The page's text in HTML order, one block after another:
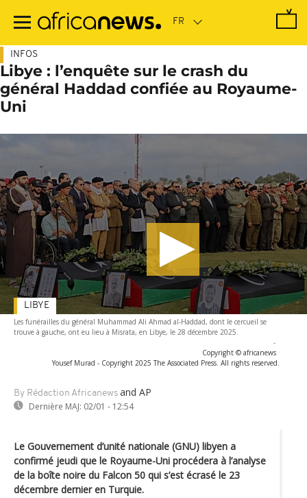
contenu
INFOS
Libye : l’enquête sur le crash du
général Haddad confiée au Royaume-
Uni
Les funérailles du général Muhammad Ali Ahmad al-Haddad, dont le cercueil se
trouve à gauche, ont eu lieu à Misrata, en Libye, le 28 décembre 2025.
-
Copyright © africanews
Yousef Murad - Copyright 2025 The Associated Press. All rights reserved.
By Rédaction Africanews and AP
Dernière MAJ: 02/01 - 12:54
LIBYE
Le Gouvernement d’unité nationale (GNU) libyen a
confirmé jeudi que le Royaume-Uni procédera à l’analyse
de la boîte noire du Falcon 50 qui s’est écrasé le 23
décembre dernier en Turquie.